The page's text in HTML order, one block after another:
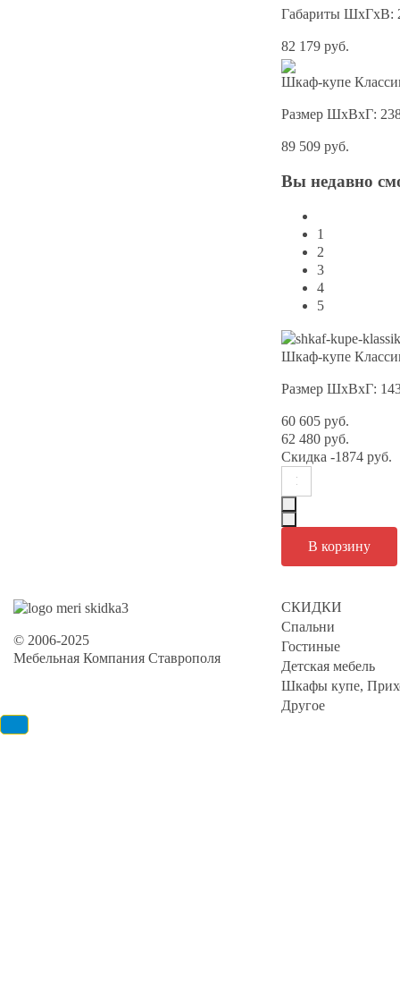
Габариты ШхГхВ:
82 179 руб.
Шкаф-купе
Размер ШхВхГ:
89 509 руб.
Вы недавно
1
2
3
4
5
Шкаф-купе
Размер ШхВхГ:
60 605 руб.
62 480 руб.
Скидка -1874 руб.
© 2006-2025
Мебельная Компания Ставрополя
СКИДКИ
Спальни
Гостиные
Детская мебель
Шкафы купе,
Другое